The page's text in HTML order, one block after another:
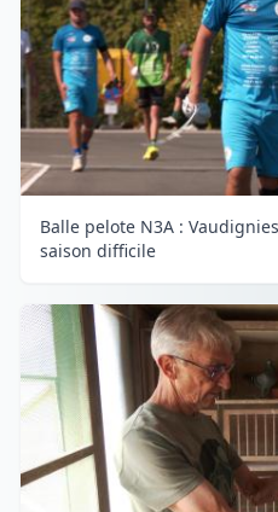
Balle pelote N3A :
saison difficile